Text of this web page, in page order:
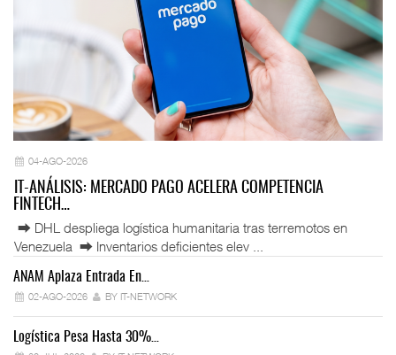
04-AGO-2026
IT-ANÁLISIS: MERCADO PAGO ACELERA COMPETENCIA
FINTECH…
⮕ DHL despliega logística humanitaria tras terremotos en
Venezuela ⮕ Inventarios deficientes elev ...
ANAM Aplaza Entrada En…
02-AGO-2026 BY IT-NETWORK
Logística Pesa Hasta 30%…